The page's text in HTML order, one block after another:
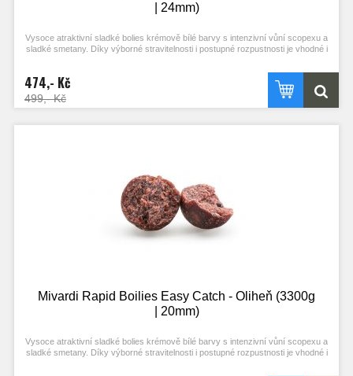
| 24mm)
Vysoce atraktivní sladké bolies krémově bílé barvy s intenzivní vůní scopexu a
sladké smetany. Díky výborné stravitelnosti i postupné rozpustnosti je vhodné i
474,- Kč
499,- Kč
Mivardi Rapid Boilies Easy Catch - Oliheň (3300g
| 20mm)
Vysoce atraktivní sladké bolies krémově bílé barvy s intenzivní vůní scopexu a
sladké smetany. Díky výborné stravitelnosti i postupné rozpustnosti je vhodné i